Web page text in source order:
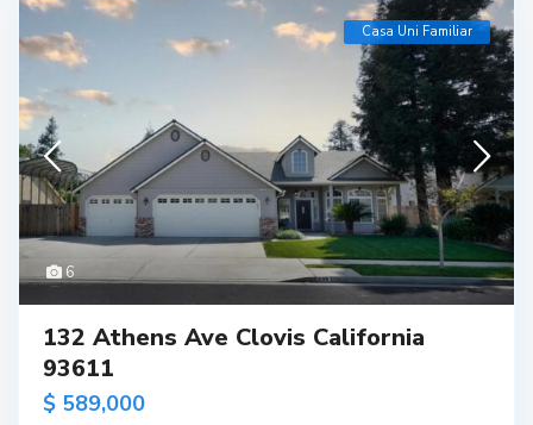
6
Casa Uni Familiar
132 Athens Ave Clovis California
93611
$ 589,000